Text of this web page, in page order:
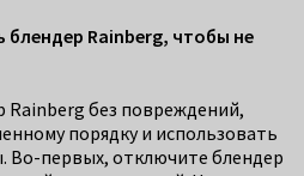
блендер Rainberg, чтобы не
без повреждений,
порядку и использовать
Во-первых, отключите блендер